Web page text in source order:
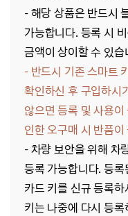
- 해당 상품은 반드시
가능합니다. 등록 시
금액이 상이할 수 있습
- 반드시 기존 스마트
확인하신 후 구입하시
않으면 등록 및 사용
인한 오구매 시 반품
- 차량 보안을 위해 차
등록 가능합니다. 등
카드 키를 신규 등록
키는 나중에 다시 등